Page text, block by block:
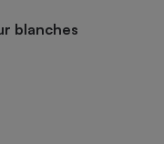
blanches